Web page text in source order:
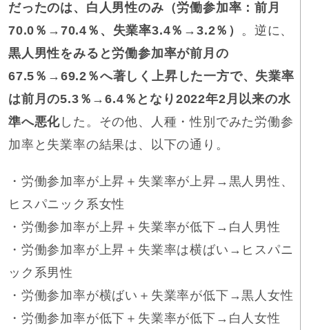
だったのは、白人男性のみ（労働参加率：前月
70.0％→70.4％、失業率3.4％→3.2％） 。逆に、
黒人男性をみると労働参加率が前月の
67.5％→69.2％へ著しく上昇した一方で、失業率
は前月の5.3％→6.4％となり2022年2月以来の水
準へ悪化 した。その他、人種・性別でみた労働参
加率と失業率の結果は、以下の通り。
・労働参加率が上昇＋失業率が上昇→黒人男性、
ヒスパニック系女性
・労働参加率が上昇＋失業率が低下→白人男性
・労働参加率が上昇＋失業率は横ばい→ヒスパニ
ック系男性
・労働参加率が横ばい＋失業率が低下→黒人女性
・労働参加率が低下＋失業率が低下→白人女性